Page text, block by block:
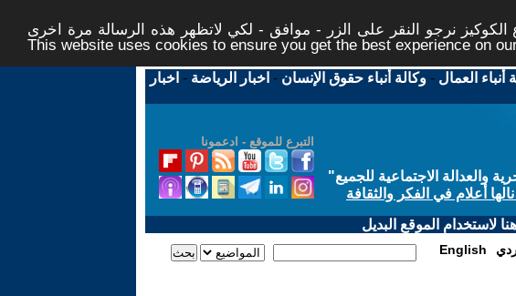
نرجو النقر على الزر - موافق - لكي لاتظهر هذه الرسالة مرة اخرى -
This website uses cookies to ensure you get the best experience on
أنباء العمال -وكالة أنباء حقوق الإنسان - اخبار الرياضة - اخبار
التبرع للموقع - ادعمونا
الاجتماعية للجميع"
أعلام في الفكر والثقافة
لاستخدام الموقع البديل
English